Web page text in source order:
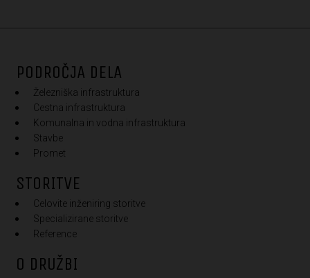
PODROČJA DELA
Železniška infrastruktura
Cestna infrastruktura
Komunalna in vodna infrastruktura
Stavbe
Promet
STORITVE
Celovite inženiring storitve
Specializirane storitve
Reference
O DRUŽBI